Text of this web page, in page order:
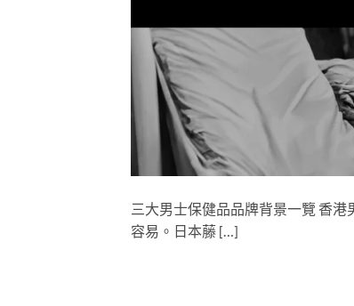
三大男士保健品品牌背景一覽 香
容易。日本藤 […]